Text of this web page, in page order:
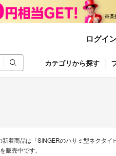
ログイ
カテゴリから探す
着商品は「SINGERのハサミ型ネクタ
販売中です。